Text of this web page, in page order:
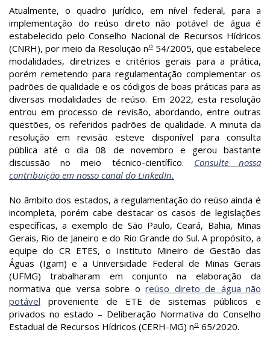
Atualmente, o quadro jurídico, em nível federal, para a
implementação do reúso direto não potável de água é
estabelecido pelo Conselho Nacional de Recursos Hídricos
(CNRH), por meio da Resolução no54/2005, que estabelece
modalidades, diretrizes e critérios gerais para a prática,
porém remetendo para regulamentação complementar os
padrões de qualidade e os códigos de boas práticas para as
diversas modalidades de reúso. Em 2022, esta resolução
entrou em processo de revisão, abordando, entre outras
questões, os referidos padrões de qualidade. A minuta da
resolução em revisão esteve disponível para consulta
pública até o dia 08 de novembro e gerou bastante
discussão no meio técnico-científico. Consulte nossa
contribuição em nosso canal do LinkedIn.
No âmbito dos estados, a regulamentação do reúso ainda é
incompleta, porém cabe destacar os casos de legislações
específicas, a exemplo de São Paulo, Ceará, Bahia, Minas
Gerais, Rio de Janeiro e do Rio Grande do Sul. A propósito, a
equipe do CR ETES, o Instituto Mineiro de Gestão das
Águas (Igam) e a Universidade Federal de Minas Gerais
(UFMG) trabalharam em conjunto na elaboração da
normativa que versa sobre oreúso direto de água não
potável proveniente de ETE de sistemas públicos e
privados no estado – Deliberação Normativa do Conselho
Estadual de Recursos Hídricos (CERH-MG) no 65/2020.